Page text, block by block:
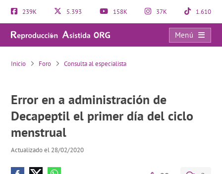
239K 5.393 158K 37K 1.610
Menú
Error en a administración de Decapeptil el primer día del ciclo menstrual
Inicio Foro Consulta al especialista
Error en a administración de
Decapeptil el primer día del ciclo
menstrual
Actualizado el 28/02/2020